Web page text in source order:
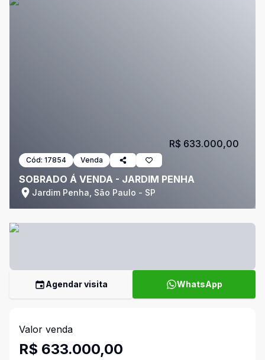
Cód: 17854 Venda
SOBRADO Á VENDA - JARDIM PENHA
Jardim Penha, São Paulo - SP
R$ 633.000,00
Agendar visita WhatsApp
Valor venda
R$ 633.000,00